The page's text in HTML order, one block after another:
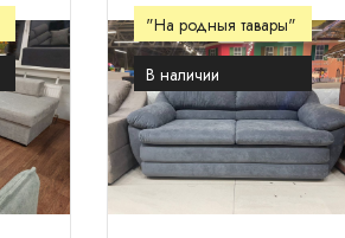
"На родныя тавары"
В наличии